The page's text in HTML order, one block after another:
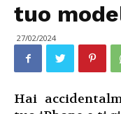
tuo
27/02/2024
Hai